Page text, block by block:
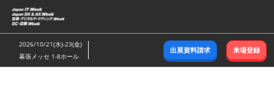
ス
キ
ッ
し
2026/10/21(水)-23(金)
幕張メッセ 1-8ホール
出展資料請求 来場登録